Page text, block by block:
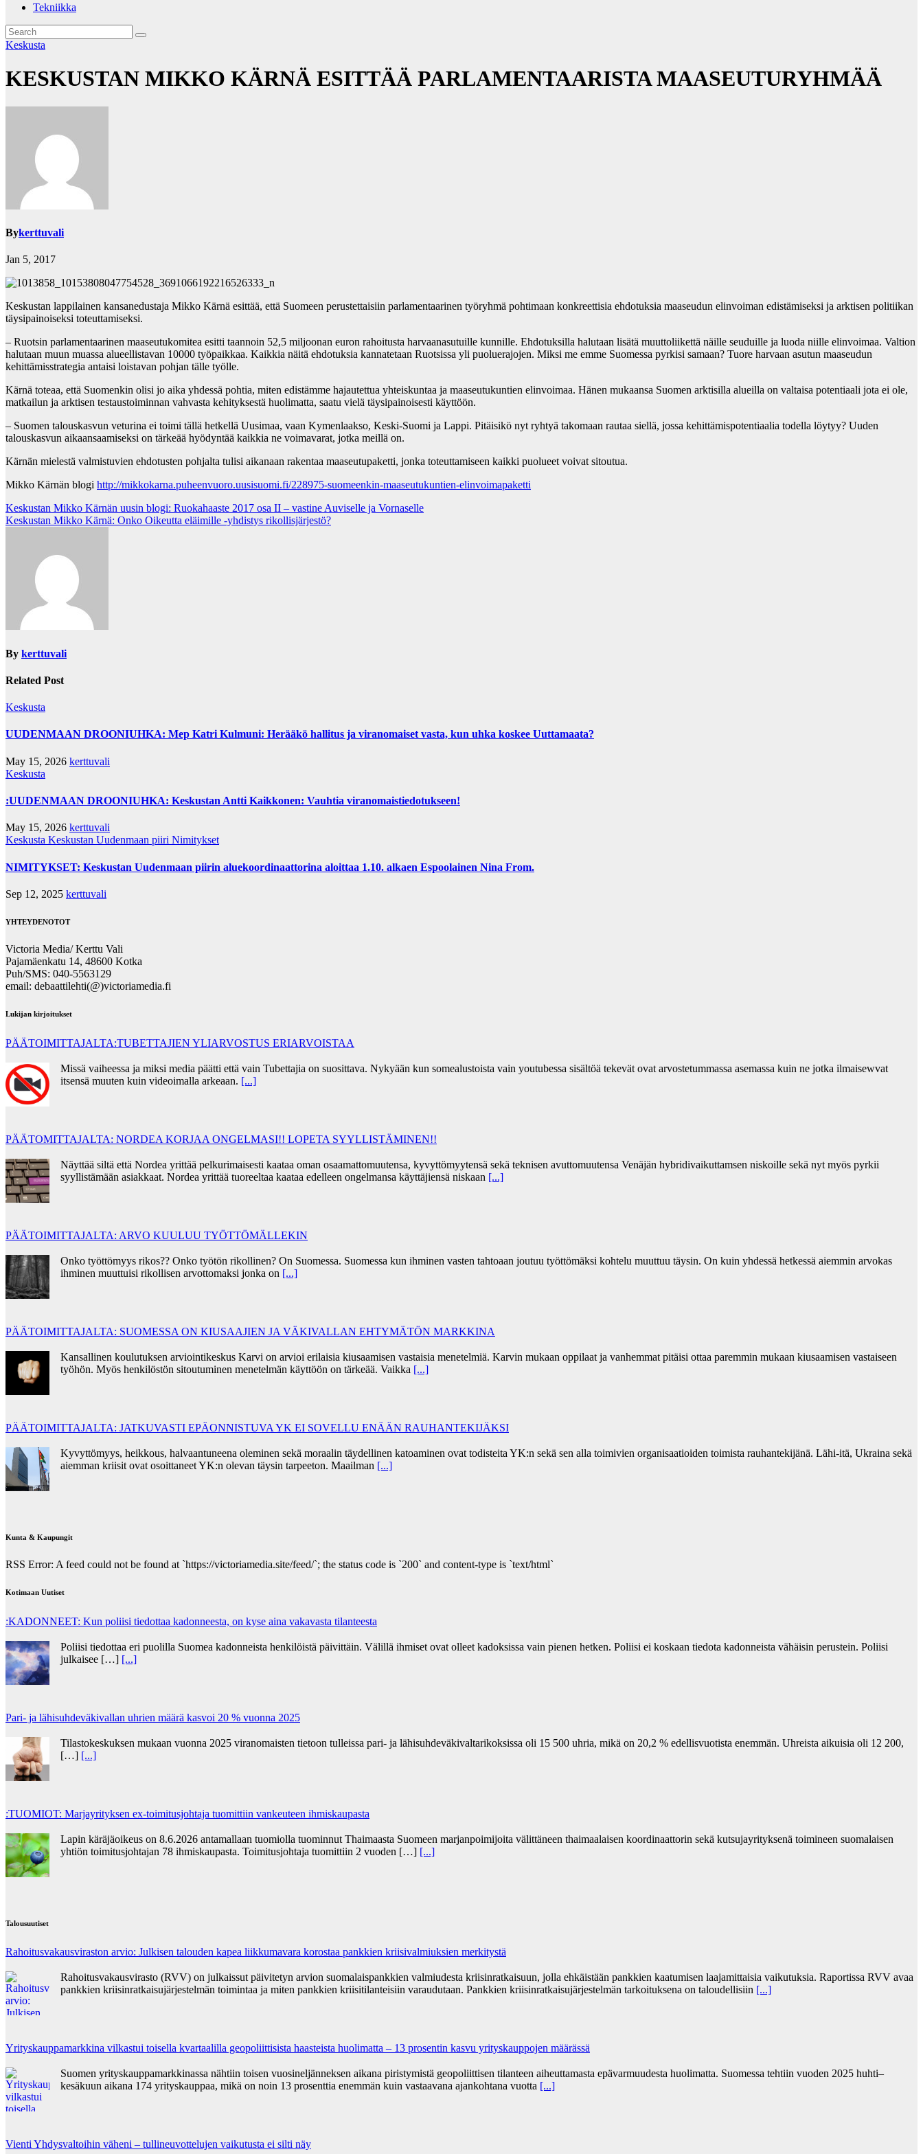
Tekniikka
Keskusta
KESKUSTAN MIKKO KÄRNÄ ESITTÄÄ PARLAMENTAARISTA MAASEUTURYHMÄÄ
Bykerttuvali
Jan 5, 2017
Keskustan lappilainen kansanedustaja Mikko Kärnä esittää, että Suomeen perustettaisiin parlamentaarinen työryhmä pohtimaan konkreettisia ehdotuksia maaseudun elinvoiman edistämiseksi ja arktisen politiikan
täysipainoiseksi toteuttamiseksi.
– Ruotsin parlamentaarinen maaseutukomitea esitti taannoin 52,5 miljoonan euron rahoitusta harvaanasutuille kunnille. Ehdotuksilla halutaan lisätä muuttoliikettä näille seuduille ja luoda niille elinvoimaa. Valtion
halutaan muun muassa alueellistavan 10000 työpaikkaa. Kaikkia näitä ehdotuksia kannatetaan Ruotsissa yli puoluerajojen. Miksi me emme Suomessa pyrkisi samaan? Tuore harvaan asutun maaseudun
kehittämisstrategia antaisi loistavan pohjan tälle työlle.
Kärnä toteaa, että Suomenkin olisi jo aika yhdessä pohtia, miten edistämme hajautettua yhteiskuntaa ja maaseutukuntien elinvoimaa. Hänen mukaansa Suomen arktisilla alueilla on valtaisa potentiaali jota ei ole,
matkailun ja arktisen testaustoiminnan vahvasta kehityksestä huolimatta, saatu vielä täysipainoisesti käyttöön.
– Suomen talouskasvun veturina ei toimi tällä hetkellä Uusimaa, vaan Kymenlaakso, Keski-Suomi ja Lappi. Pitäisikö nyt ryhtyä takomaan rautaa siellä, jossa kehittämispotentiaalia todella löytyy? Uuden
talouskasvun aikaansaamiseksi on tärkeää hyödyntää kaikkia ne voimavarat, jotka meillä on.
Kärnän mielestä valmistuvien ehdotusten pohjalta tulisi aikanaan rakentaa maaseutupaketti, jonka toteuttamiseen kaikki puolueet voivat sitoutua.
Mikko Kärnän blogi http://mikkokarna.puheenvuoro.uusisuomi.fi/228975-suomeenkin-maaseutukuntien-elinvoimapaketti
Post
navigation
Keskustan Mikko Kärnän uusin blogi: Ruokahaaste 2017 osa II – vastine Auviselle ja Vornaselle
Keskustan Mikko Kärnä: Onko Oikeutta eläimille -yhdistys rikollisjärjestö?
By kerttuvali
Related Post
Keskusta
UUDENMAAN DROONIUHKA: Mep Katri Kulmuni: Herääkö hallitus ja viranomaiset vasta, kun uhka koskee Uuttamaata?
May 15, 2026 kerttuvali
Keskusta
:UUDENMAAN DROONIUHKA: Keskustan Antti Kaikkonen: Vauhtia viranomaistiedotukseen!
May 15, 2026 kerttuvali
Keskusta Keskustan Uudenmaan piiri Nimitykset
NIMITYKSET: Keskustan Uudenmaan piirin aluekoordinaattorina aloittaa 1.10. alkaen Espoolainen Nina From.
Sep 12, 2025 kerttuvali
YHTEYDENOTOT
Victoria Media/ Kerttu Vali
Pajamäenkatu 14, 48600 Kotka
Puh/SMS: 040-5563129
email: debaattilehti(@)victoriamedia.fi
Lukijan kirjoitukset
PÄÄTOIMITTAJALTA:TUBETTAJIEN YLIARVOSTUS ERIARVOISTAA
Missä vaiheessa ja miksi media päätti että vain Tubettajia on suosittava. Nykyään kun somealustoista vain youtubessa sisältöä tekevät ovat arvostetummassa asemassa kuin ne jotka ilmaisewvat
itsensä muuten kuin videoimalla arkeaan. [...]
PÄÄTOMITTAJALTA: NORDEA KORJAA ONGELMASI!! LOPETA SYYLLISTÄMINEN!!
Näyttää siltä että Nordea yrittää pelkurimaisesti kaataa oman osaamattomuutensa, kyvyttömyytensä sekä teknisen avuttomuutensa Venäjän hybridivaikuttamsen niskoille sekä nyt myös pyrkii
syyllistämään asiakkaat. Nordea yrittää tuoreeltaa kaataa edelleen ongelmansa käyttäjiensä niskaan [...]
PÄÄTOIMITTAJALTA: ARVO KUULUU TYÖTTÖMÄLLEKIN
Onko työttömyys rikos?? Onko työtön rikollinen? On Suomessa. Suomessa kun ihminen vasten tahtoaan joutuu työttömäksi kohtelu muuttuu täysin. On kuin yhdessä hetkessä aiemmin arvokas
ihminen muuttuisi rikollisen arvottomaksi jonka on [...]
PÄÄTOIMITTAJALTA: SUOMESSA ON KIUSAAJIEN JA VÄKIVALLAN EHTYMÄTÖN MARKKINA
Kansallinen koulutuksen arviointikeskus Karvi on arvioi erilaisia kiusaamisen vastaisia menetelmiä. Karvin mukaan oppilaat ja vanhemmat pitäisi ottaa paremmin mukaan kiusaamisen vastaiseen
työhön. Myös henkilöstön sitoutuminen menetelmän käyttöön on tärkeää. Vaikka [...]
PÄÄTOIMITTAJALTA: JATKUVASTI EPÄONNISTUVA YK EI SOVELLU ENÄÄN RAUHANTEKIJÄKSI
Kyvyttömyys, heikkous, halvaantuneena oleminen sekä moraalin täydellinen katoaminen ovat todisteita YK:n sekä sen alla toimivien organisaatioiden toimista rauhantekijänä. Lähi-itä, Ukraina sekä
aiemman kriisit ovat osoittaneet YK:n olevan täysin tarpeeton. Maailman [...]
Kunta & Kaupungit
RSS Error: A feed could not be found at `https://victoriamedia.site/feed/`; the status code is `200` and content-type is `text/html`
Kotimaan Uutiset
:KADONNEET: Kun poliisi tiedottaa kadonneesta, on kyse aina vakavasta tilanteesta
Poliisi tiedottaa eri puolilla Suomea kadonneista henkilöistä päivittäin. Välillä ihmiset ovat olleet kadoksissa vain pienen hetken. Poliisi ei koskaan tiedota kadonneista vähäisin perustein. Poliisi
julkaisee […] [...]
Pari- ja lähisuhdeväkivallan uhrien määrä kasvoi 20 % vuonna 2025
Tilastokeskuksen mukaan vuonna 2025 viranomaisten tietoon tulleissa pari- ja lähisuhdeväkivaltarikoksissa oli 15 500 uhria, mikä on 20,2 % edellisvuotista enemmän. Uhreista aikuisia oli 12 200,
[…] [...]
:TUOMIOT: Marjayrityksen ex-toimitusjohtaja tuomittiin vankeuteen ihmiskaupasta
Lapin käräjäoikeus on 8.6.2026 antamallaan tuomiolla tuominnut Thaimaasta Suomeen marjanpoimijoita välittäneen thaimaalaisen koordinaattorin sekä kutsujayrityksenä toimineen suomalaisen
yhtiön toimitusjohtajan 78 ihmiskaupasta. Toimitusjohtaja tuomittiin 2 vuoden […] [...]
Talousuutiset
Rahoitusvakausviraston arvio: Julkisen talouden kapea liikkumavara korostaa pankkien kriisivalmiuksien merkitystä
Rahoitusvakausvirasto (RVV) on julkaissut päivitetyn arvion suomalaispankkien valmiudesta kriisinratkaisuun, jolla ehkäistään pankkien kaatumisen laajamittaisia vaikutuksia. Raportissa RVV avaa
pankkien kriisinratkaisujärjestelmän toimintaa ja miten pankkien kriisitilanteisiin varaudutaan. Pankkien kriisinratkaisujärjestelmän tarkoituksena on taloudellisiin [...]
Yrityskauppamarkkina vilkastui toisella kvartaalilla geopoliittisista haasteista huolimatta – 13 prosentin kasvu yrityskauppojen määrässä
Suomen yrityskauppamarkkinassa nähtiin toisen vuosineljänneksen aikana piristymistä geopoliittisen tilanteen aiheuttamasta epävarmuudesta huolimatta. Suomessa tehtiin vuoden 2025 huhti–
kesäkuun aikana 174 yrityskauppaa, mikä on noin 13 prosenttia enemmän kuin vastaavana ajankohtana vuotta [...]
Vienti Yhdysvaltoihin väheni – tullineuvottelujen vaikutusta ei silti näy